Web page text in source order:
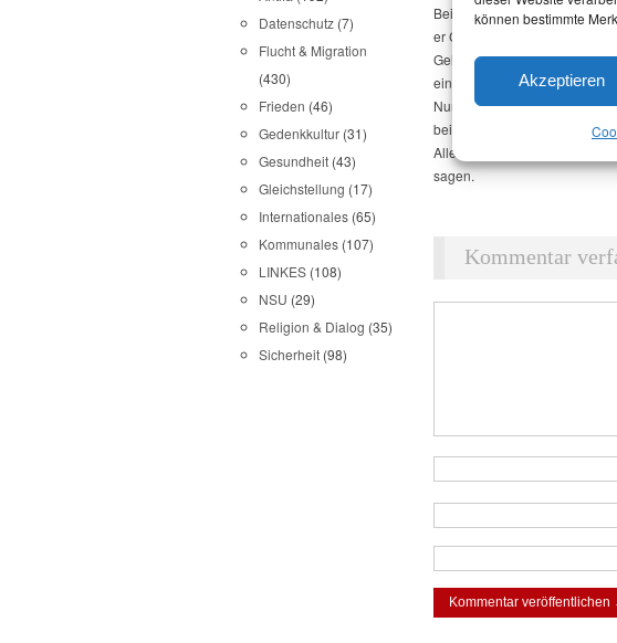
können bestimmte
Akzeptieren
Datenschutz (7)
Flucht & Migration
(430)
Frieden (46)
Gedenkkultur (31)
Gesundheit (43)
Gleichstellung (17)
Internationales (65)
Kommunales (107)
LINKES (108)
NSU (29)
Religion & Dialog (35)
Sicherheit (98)
Bei der elternbeitragsfreien
er CDU war, stimmte die
Geld dafür in den Haushalt
ein Konzept dazu vorlegen
Nun, auf das Konzept warten
beim Zuschuss zum
Alles andere wäre
sagen.
Kommentar